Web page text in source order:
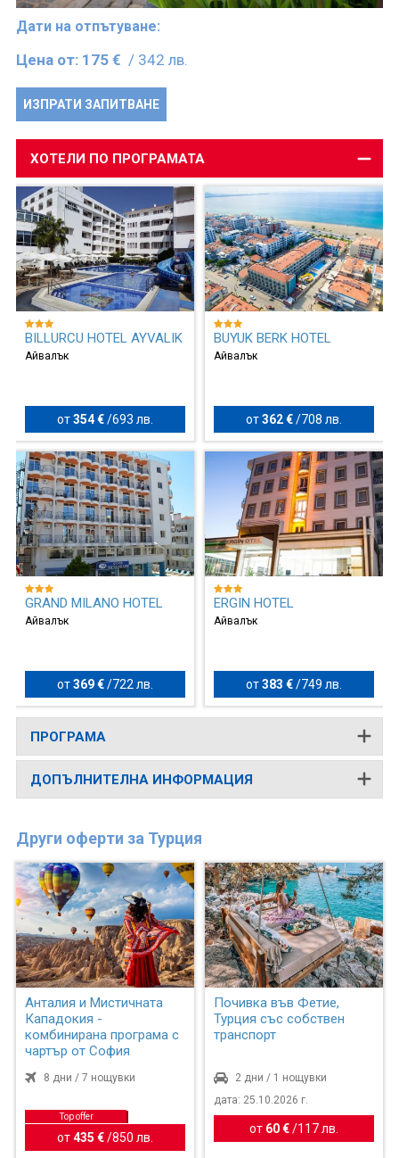
Дати на отпътуване:
Цена от: 175 € / 342 лв.
ИЗПРАТИ ЗАПИТВАНЕ
ХОТЕЛИ ПО ПРОГРАМАТА
BILLURCU HOTEL AYVALIK
Айвалък
от354 € /693 лв.
BUYUK BERK HOTEL
Айвалък
от362 €/ 708 лв.
GRAND MILANO HOTEL
Айвалък
от369 € / 722 лв.
ERGIN HOTEL
Айвалък
от383 €/ 749 лв.
ПРОГРАМА
ДОПЪЛНИТЕЛНА ИНФОРМАЦИЯ
Други оферти за Турция
Анталия и Мистичната
Кападокия -
комбинирана програма с
чартър от София
8 дни / 7 нощувки
Top offer
от435 € /850 лв.
Почивка във Фетие,
Турция със собствен
транспорт
2 дни / 1 нощувки
дата: 25.10.2026 г.
от 60 €/ 117 лв.